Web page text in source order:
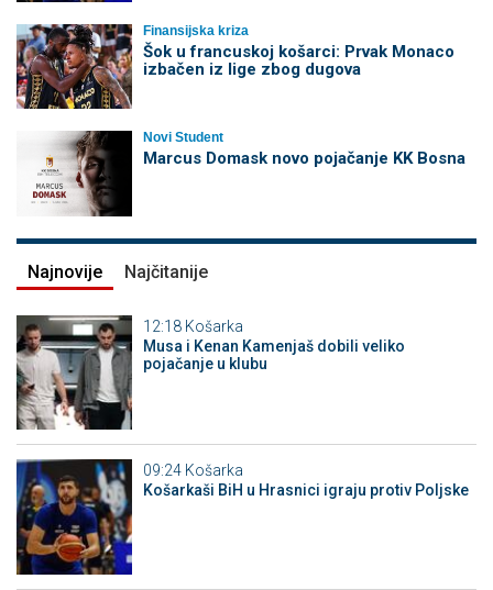
Finansijska kriza
Šok u francuskoj košarci: Prvak Monaco
izbačen iz lige zbog dugova
Novi Student
Marcus Domask novo pojačanje KK Bosna
Najnovije Najčitanije
12:18 Košarka
Musa i Kenan Kamenjaš dobili veliko
pojačanje u klubu
09:24 Košarka
Košarkaši BiH u Hrasnici igraju protiv Poljske